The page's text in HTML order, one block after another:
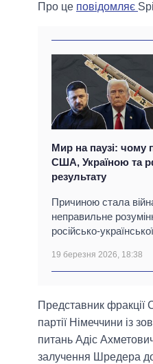
Про це повідомляє
Мир на паузі: чому
США, Україною та
результату
Причиною стала
неправильне
російсько-
19 березня 2026, 18:38
Представник фракції
партії Німеччини із
питань Адіс
залучення Шредера